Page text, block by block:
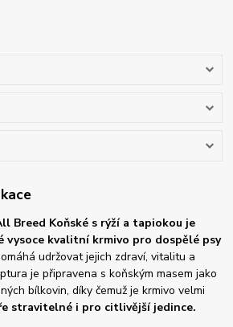
Breed Koňské s rýží a tapiokou je
vysoce kvalitní krmivo pro dospělé psy
udržovat jejich zdraví, vitalitu a
je připravena s koňským masem jako
bílkovin, díky čemuž je krmivo velmi
stravitelné i pro citlivější jedince.